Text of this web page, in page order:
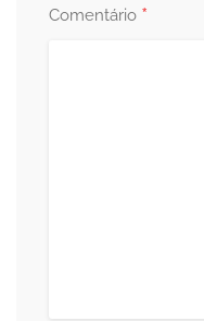
Comentário *